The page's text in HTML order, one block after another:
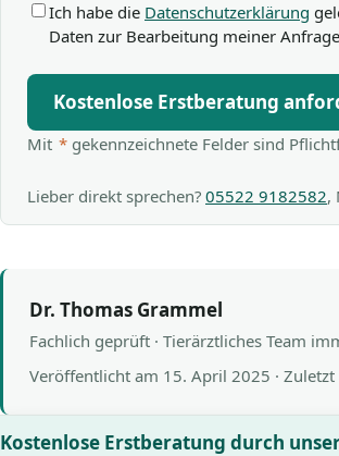
Ich habe die Datenschutzerklärung
Daten zur Bearbeitung meiner
Kostenlose Erstberatung
Mit * gekennzeichnete Felder sind
Lieber direkt sprechen? 05522 9182582,
Dr. Thomas Grammel
Fachlich geprüft · Tierärztliches Team
Veröffentlicht am 15. April 2025 ·
Kostenlose Erstberatung durch